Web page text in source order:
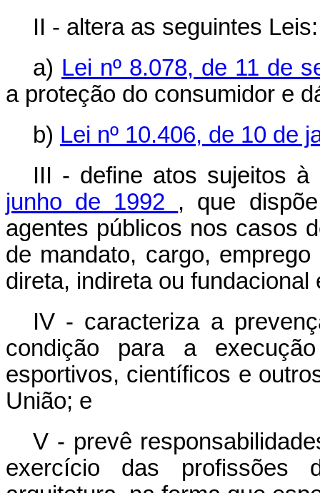
II - altera as seguintes Leis:
a) Lei nº 8.078, de 11 de
a proteção do consumidor e
b) Lei nº 10.406, de 10 de
III - define atos sujeitos
junho de 1992 , que
agentes públicos nos casos
de mandato, cargo,
direta, indireta ou
IV - caracteriza a
condição para a
esportivos, científicos e
União; e
V - prevê
exercício das